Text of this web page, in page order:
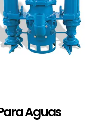
Aguas